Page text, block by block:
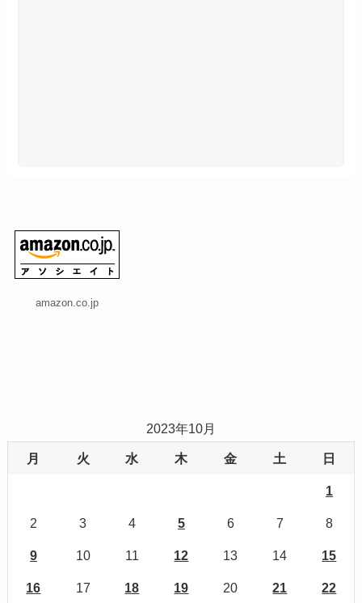
amazon.co.jp
2023年10月
月 火 水 木 金 土 日
1
2 3 4 5 6 7 8
9 10 11 12 13 14 15
16 17 18 19 20 21 22